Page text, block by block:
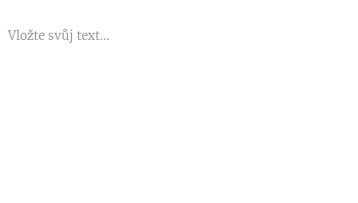
Vložte svůj text...